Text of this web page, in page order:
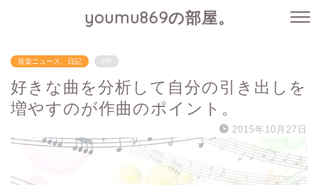
youmu869の部屋。
音楽ニュース、日記 PR
好きな曲を分析して自分の引き出しを
増やすのが作曲のポイント。
2015年10月27日